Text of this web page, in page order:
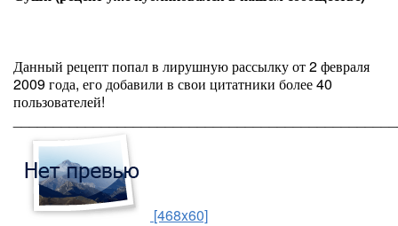
Данный рецепт попал в лирушную рассылку от 2 февраля
2009 года, его добавили в свои цитатники более 40
пользователей!
[468x60]